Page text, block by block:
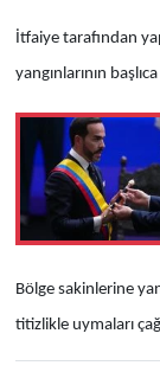
İtfaiye tarafından
yangınlarının
Bölge sakinlerine
titizlikle uymaları